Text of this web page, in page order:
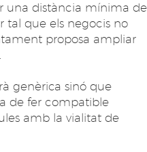
una distància mínima de
tal que els negocis no
proposa ampliar
genèrica sinó que
de fer compatible
amb la vialitat de